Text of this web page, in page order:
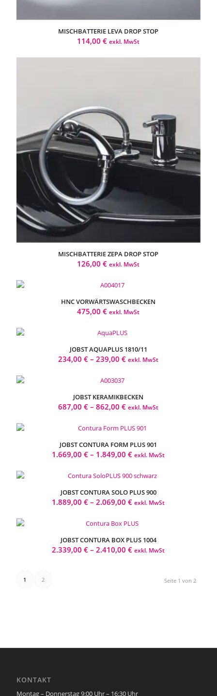
MISCHBATTERIE LEVA DROP STOP
114,00€ exkl. MwSt
MISCHBATTERIE ZEPA DROP STOP
126,00€ exkl. MwSt
HNC VORWÄRTSWASCHBECKEN
475,00€ exkl. MwSt
JOBST AQUAPLUS 1810/11
234,00€ –239,00€ exkl. MwSt
JOBST KERAMIKBECKEN
687,00€ –862,00€ exkl. MwSt
JOBST CONTURA FORM PLUS 901
1.669,00€ – 1.849,00€ exkl. MwSt
JOBST CONTURA SOLO PLUS 900
1.889,00€ –2.069,00€ exkl. MwSt
JOBST CONTURA BOX PLUS 1004
2.339,00€ –2.410,00€ exkl. MwSt
Seite 1 von 2
1 2
KONTAKT
Montag – Donnerstag 9:00 Uhr – 16:30 Uhr